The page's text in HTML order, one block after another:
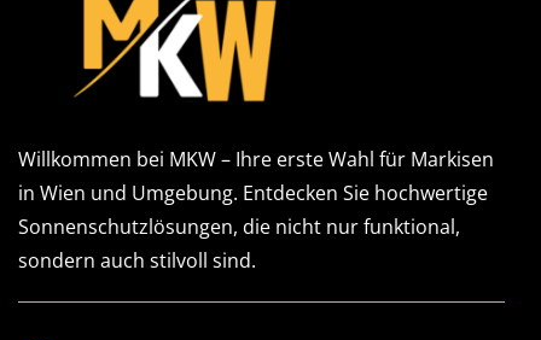
Willkommen bei MKW – Ihre erste Wahl für Markisen
in Wien und Umgebung. Entdecken Sie hochwertige
Sonnenschutzlösungen, die nicht nur funktional,
sondern auch stilvoll sind.